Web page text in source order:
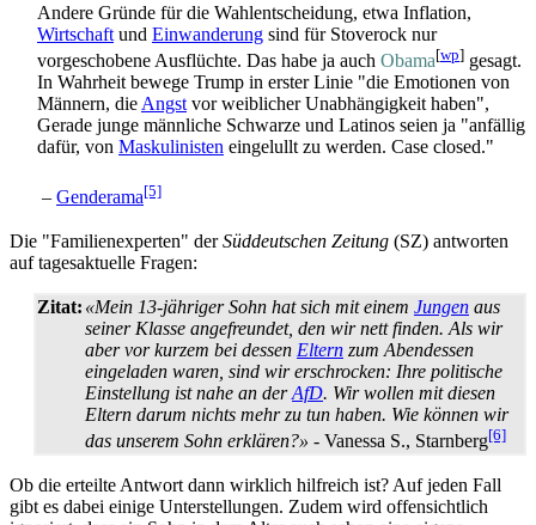
Andere Gründe für die Wahlentscheidung, etwa Inflation,
Wirtschaft und Einwanderung sind für Stoverock nur
vorgeschobene Ausflüchte. Das habe ja auch Obama[wp] gesagt.
In Wahrheit bewege Trump in erster Linie "die Emotionen von
Männern, die Angst vor weiblicher Unabhängigkeit haben",
Gerade junge männliche Schwarze und Latinos seien ja "anfällig
dafür, von Maskulinisten eingelullt zu werden. Case closed."
– Genderama[5]
Die "Familienexperten" derSüddeutschen Zeitung (SZ) antworten
auf tagesaktuelle Fragen:
Zitat: «Mein 13-jähriger Sohn hat sich mit einem Jungen aus
seiner Klasse angefreundet, den wir nett finden. Als wir
aber vor kurzem bei dessen Eltern zum Abendessen
eingeladen waren, sind wir erschrocken: Ihre politische
Einstellung ist nahe an derAfD. Wir wollen mit diesen
Eltern darum nichts mehr zu tun haben. Wie können wir
das unserem Sohn erklären?» - Vanessa S., Starnberg[6]
Ob die erteilte Antwort dann wirklich hilfreich ist? Auf jeden Fall
gibt es dabei einige Unterstellungen. Zudem wird offensichtlich